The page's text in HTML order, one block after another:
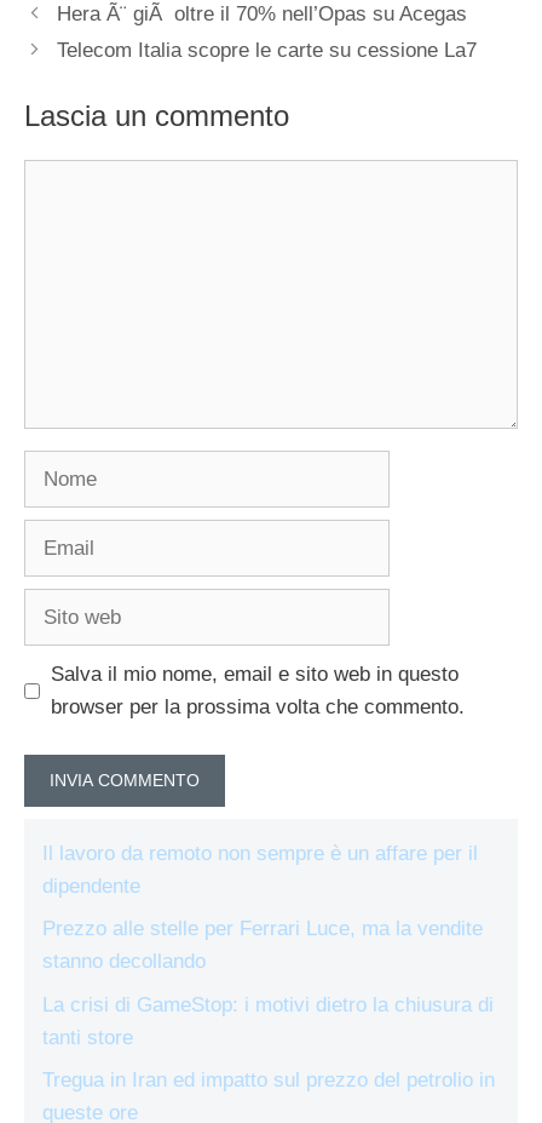
Hera Ã¨ giÃ oltre il 70% nell’Opas su Acegas
Telecom Italia scopre le carte su cessione La7
Lascia un commento
Nome
Email
Sito
Salva il mio nome, email e sito web in questo
browser per la prossima volta che commento.
Il lavoro da remoto non sempre è un affare per il
dipendente
Prezzo alle stelle per Ferrari Luce, ma la vendite
stanno decollando
La crisi di GameStop: i motivi dietro la chiusura di
tanti store
Tregua in Iran ed impatto sul prezzo del petrolio in
queste ore